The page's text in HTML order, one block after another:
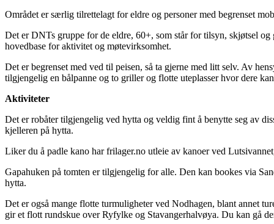
Området er særlig tilrettelagt for eldre og personer med begrenset
Det er DNTs gruppe for de eldre, 60+, som står for tilsyn, skjøtsel
hovedbase for aktivitet og møtevirksomhet.
Det er begrenset med ved til peisen, så ta gjerne med litt selv. Av
tilgjengelig en bålpanne og to griller og flotte uteplasser hvor dere
Aktiviteter
Det er robåter tilgjengelig ved hytta og veldig fint å benytte seg av
kjelleren på hytta.
Liker du å padle kano har frilager.no utleie av kanoer ved
Gapahuken på tomten er tilgjengelig for alle. Den kan bookes via
hytta.
Det er også mange flotte turmuligheter ved Nodhagen, blant annet
gir et flott rundskue over Ryfylke og Stavangerhalvøya. Du kan gå